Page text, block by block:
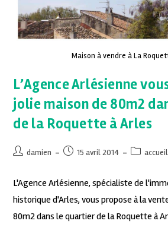
Maison à vendre à La
L’Agence Arlésienne
jolie maison de 80m2
de la Roquette à Arles
damien 15 avril 2014 accueil
L'Agence Arlésienne, spécialiste de
historique d'Arles, vous propose à la
80m2 dans le quartier de la Roquette à